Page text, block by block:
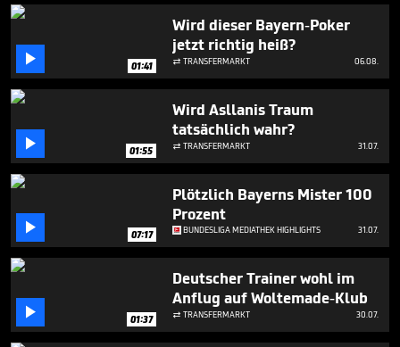
 01:41
Wird dieser Bayern-Poker
jetzt richtig heiß?
 TRANSFERMARKT 06.08.
 01:55
Wird Asllanis Traum
tatsächlich wahr?
 TRANSFERMARKT 31.07.
 07:17
Plötzlich Bayerns Mister 100
Prozent
BUNDESLIGA MEDIATHEK HIGHLIGHTS 31.07.
 01:37
Deutscher Trainer wohl im
Anflug auf Woltemade-Klub
 TRANSFERMARKT 30.07.